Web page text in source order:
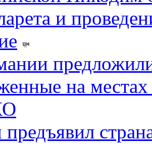
и
на